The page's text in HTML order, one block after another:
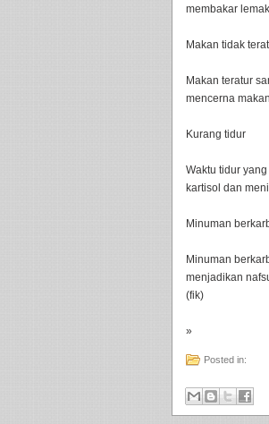
membakar
Makan tidak
Makan teratur
mencerna
Kurang tidur
Waktu tidur
kartisol dan
Minuman
Minuman
menjadikan
(fik)
»
Posted in: